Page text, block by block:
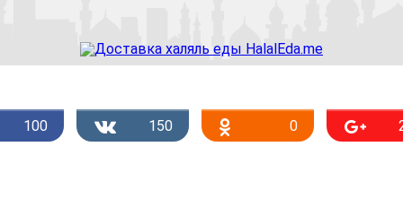
100 150 0